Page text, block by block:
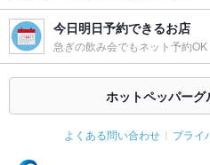
今日明日予約できるお店
急ぎの飲み会でもネット予約OK
ホットペッパー
よくある問い合わせ プライ